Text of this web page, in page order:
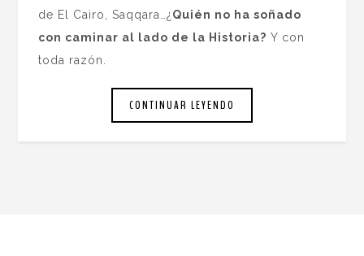
de El Cairo, Saqqara…¿ Quién no ha soñado
con caminar al lado de la Historia? Y con
toda razón.
CONTINUAR LEYENDO